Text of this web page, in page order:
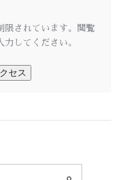
限されています。閲覧
してください。